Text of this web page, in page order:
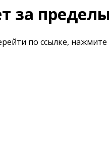
за
по ссылке,